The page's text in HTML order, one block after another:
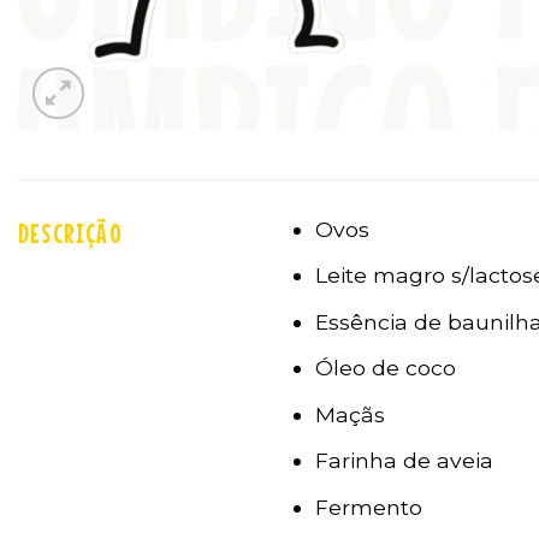
DESCRIÇÃO
Ovos
Leite magro s/
Essência de
Óleo de coco
Maçãs
Farinha de aveia
Fermento